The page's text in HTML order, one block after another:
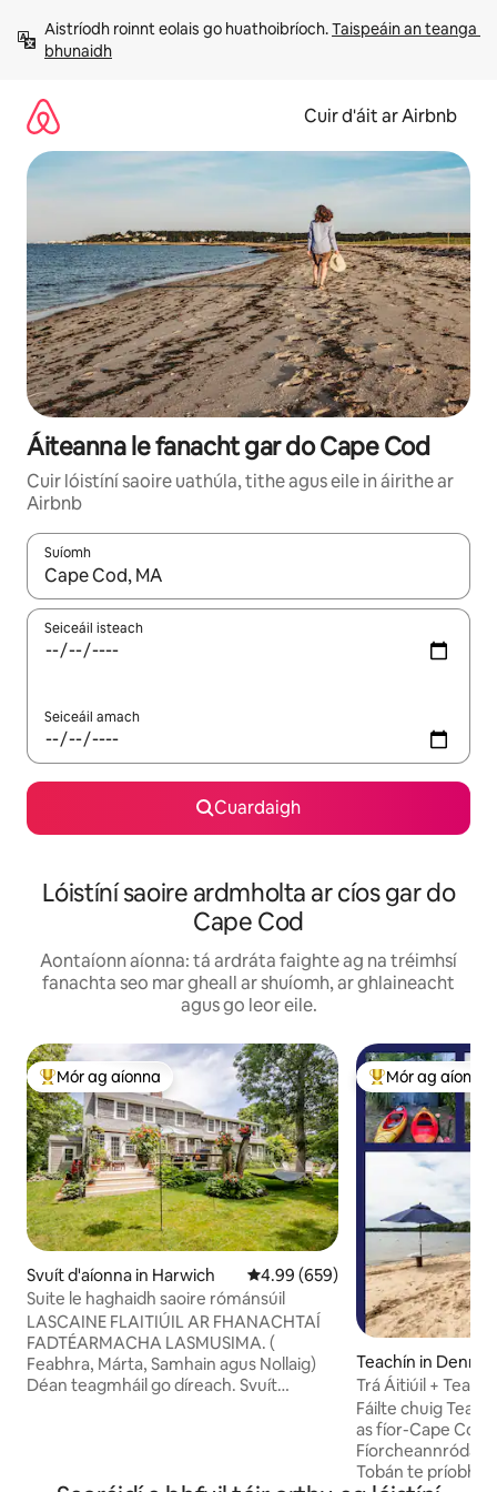
chuig
ábhar
Aistríodh roinnt eolais go huathoibríoch. Taispeáin an teanga
bhunaidh
Cuir d'áit ar Airbnb
Áiteanna le fanacht gar do Cape Cod
Cuir lóistíní saoire uathúla, tithe agus eile in áirithe ar
Airbnb
Suíomh
Nuair a bheidh torthaí ar fáil, déan nascleanúint le
Seiceáil isteach
Seiceáil amach
Cuardaigh
Lóistíní saoire ardmholta ar cíos gar do
Cape Cod
Aontaíonn aíonna: tá ardráta faighte ag na tréimhsí
fanachta seo mar gheall ar shuíomh, ar ghlaineacht
agus go leor eile.
An-mhór ag aíonna
Mór ag aíonna
Svuít d'aíonna in Harwich Meánrátáil 4.99 as 5, 659
4.99 (659)
Suite le haghaidh saoire rómánsúil
LASCAINE FLAITIÚIL AR FHANACHTAÍ
FADTÉARMACHA LASMUSIMA. (
Feabhra, Márta, Samhain agus Nollaig)
Déan teagmháil go díreach. Svuít
An-mhór ag
Mór ag aíonna
Teachín in Dennis
Trá Áitiúil +
*Réaltaí*
Fáilte chuig
as fíor-Cape Cod
Tobán te